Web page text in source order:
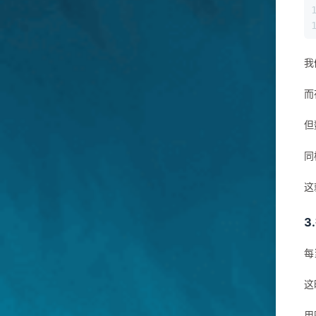
但
这
每
这